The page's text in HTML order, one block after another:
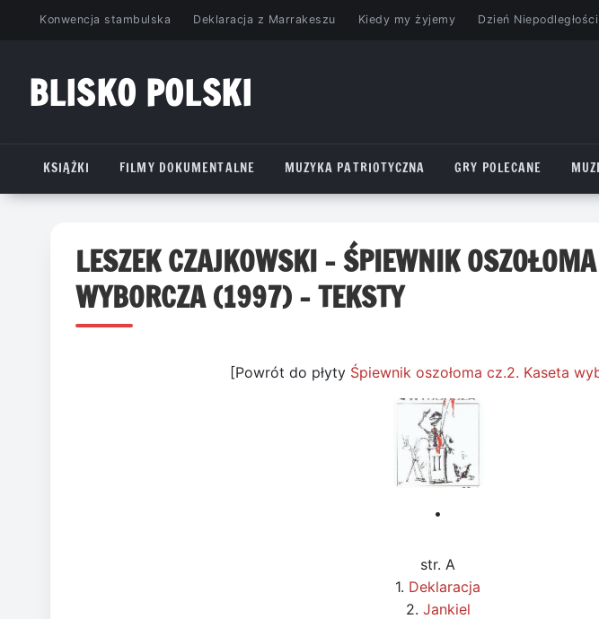
PrzejdźKonwencja stambulska Deklaracja z Marrakeszu Kiedy my żyjemy Dzień Niepodległości
BLISKO POLSKI
KSIĄŻKI
FILMY DOKUMENTALNE MUZYKA PATRIOTYCZNA GRY POLECANE
LESZEK CZAJKOWSKI – ŚPIEWNIK
WYBORCZA (1997) – TEKSTY
[Powrót do płyty Śpiewnik oszołoma cz.2. Kaseta
•
str. A
1. Deklaracja
2. Jankiel